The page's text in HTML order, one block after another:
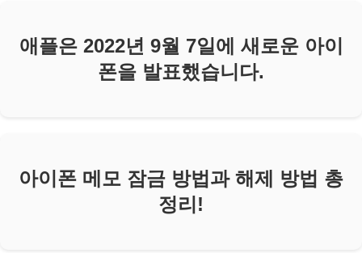
애플은 2022년 9월 7일에 새로운 아이
폰을 발표했습니다.
아이폰 메모 잠금 방법과 해제 방법 총
정리!